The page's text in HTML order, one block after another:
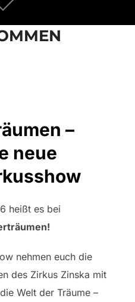
–
neue
heißt es bei
nehmen euch die
des Zirkus Zinska mit
Welt der Träume –